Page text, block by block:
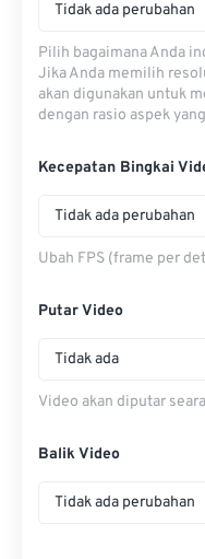
Tidak ada perubahan
Pilih bagaimana Anda
Jika Anda memilih
akan digunakan untuk
dengan rasio aspek
Kecepatan Bingkai
Tidak ada perubahan
Ubah FPS (frame per
Putar Video
Tidak ada
Video akan diputar
Balik Video
Tidak ada perubahan